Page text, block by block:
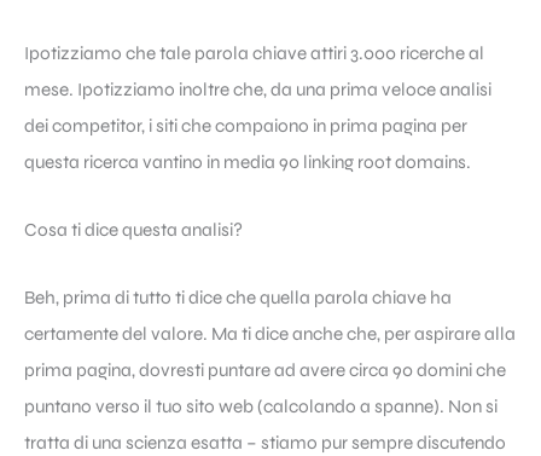
Ipotizziamo che tale parola chiave attiri 3.000 ricerche al
mese. Ipotizziamo inoltre che, da una prima veloce analisi
dei competitor, i siti che compaiono in prima pagina per
questa ricerca vantino in media 90 linking root domains.
Cosa ti dice questa analisi?
Beh, prima di tutto ti dice che quella parola chiave ha
certamente del valore. Ma ti dice anche che, per aspirare alla
prima pagina, dovresti puntare ad avere circa 90 domini che
puntano verso il tuo sito web (calcolando a spanne). Non si
tratta di una scienza esatta – stiamo pur sempre discutendo